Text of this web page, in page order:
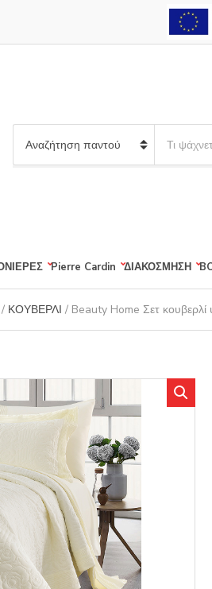
a
y
n
a
m
a
o
d
u
:
Pierre Cardin ΔΙΑΚΟΣΜΗΣΗ
/ ΚΟΥΒΕΡΛΙ / Beauty Home Σετ